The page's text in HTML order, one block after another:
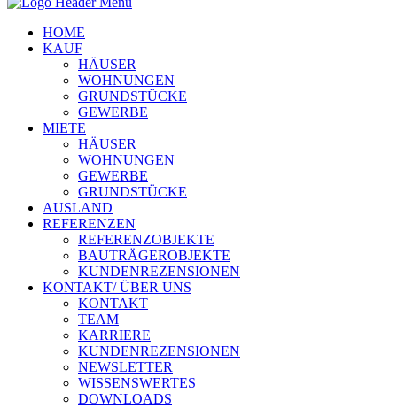
HOME
KAUF
HÄUSER
WOHNUNGEN
GRUNDSTÜCKE
GEWERBE
MIETE
HÄUSER
WOHNUNGEN
GEWERBE
GRUNDSTÜCKE
AUSLAND
REFERENZEN
REFERENZOBJEKTE
BAUTRÄGEROBJEKTE
KUNDENREZENSIONEN
KONTAKT/ ÜBER UNS
KONTAKT
TEAM
KARRIERE
KUNDENREZENSIONEN
NEWSLETTER
WISSENSWERTES
DOWNLOADS